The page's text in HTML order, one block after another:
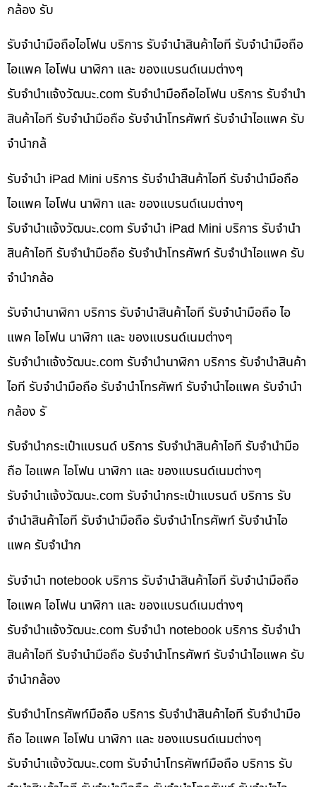
กล้อง รับ
รับจำนำมือถือไอโฟน บริการ รับจำนำสินค้าไอที รับจำนำมือถือ
ไอแพค ไอโฟน นาฬิกา และ ของแบรนด์เนมต่างๆ
รับจํานําแจ้งวัฒนะ.com รับจำนำมือถือไอโฟน บริการ รับจำนำ
สินค้าไอที รับจำนำมือถือ รับจำนำโทรศัพท์ รับจำนำไอแพค รับ
จำนำกล้
รับจำนำ iPad Mini บริการ รับจำนำสินค้าไอที รับจำนำมือถือ
ไอแพค ไอโฟน นาฬิกา และ ของแบรนด์เนมต่างๆ
รับจํานําแจ้งวัฒนะ.com รับจำนำ iPad Mini บริการ รับจำนำ
สินค้าไอที รับจำนำมือถือ รับจำนำโทรศัพท์ รับจำนำไอแพค รับ
จำนำกล้อ
รับจำนำนาฬิกา บริการ รับจำนำสินค้าไอที รับจำนำมือถือ ไอ
แพค ไอโฟน นาฬิกา และ ของแบรนด์เนมต่างๆ
รับจํานําแจ้งวัฒนะ.com รับจำนำนาฬิกา บริการ รับจำนำสินค้า
ไอที รับจำนำมือถือ รับจำนำโทรศัพท์ รับจำนำไอแพค รับจำนำ
กล้อง รั
รับจำนำกระเป๋าแบรนด์ บริการ รับจำนำสินค้าไอที รับจำนำมือ
ถือ ไอแพค ไอโฟน นาฬิกา และ ของแบรนด์เนมต่างๆ
รับจํานําแจ้งวัฒนะ.com รับจำนำกระเป๋าแบรนด์ บริการ รับ
จำนำสินค้าไอที รับจำนำมือถือ รับจำนำโทรศัพท์ รับจำนำไอ
แพค รับจำนำก
รับจำนำ notebook บริการ รับจำนำสินค้าไอที รับจำนำมือถือ
ไอแพค ไอโฟน นาฬิกา และ ของแบรนด์เนมต่างๆ
รับจํานําแจ้งวัฒนะ.com รับจำนำ notebook บริการ รับจำนำ
สินค้าไอที รับจำนำมือถือ รับจำนำโทรศัพท์ รับจำนำไอแพค รับ
จำนำกล้อง
รับจำนำโทรศัพท์มือถือ บริการ รับจำนำสินค้าไอที รับจำนำมือ
ถือ ไอแพค ไอโฟน นาฬิกา และ ของแบรนด์เนมต่างๆ
รับจํานําแจ้งวัฒนะ.com รับจำนำโทรศัพท์มือถือ บริการ รับ